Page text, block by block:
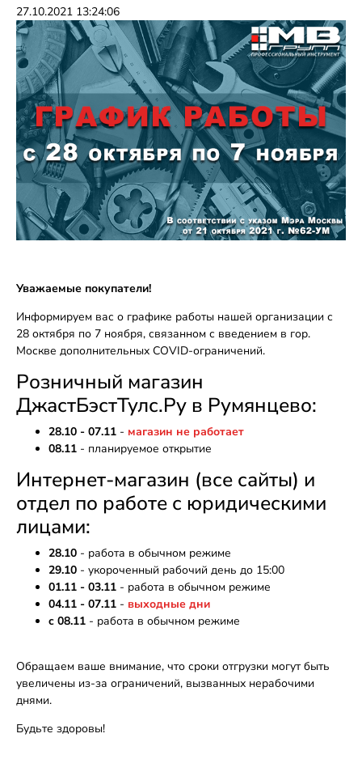
27.10.2021 13:24:06
Уважаемые покупатели!
Информируем вас о графике работы нашей организации с
28 октября по 7 ноября, связанном с введением в гор.
Москве дополнительных COVID-ограничений.
Розничный магазин
ДжастБэстТулс.Ру в Румянцево:
28.10 - 07.11 - магазин не работает
08.11 - планируемое открытие
Интернет-магазин (все сайты) и
отдел по работе с юридическими
лицами:
28.10 - работа в обычном режиме
29.10 - укороченный рабочий день до 15:00
01.11 - 03.11 - работа в обычном режиме
04.11 - 07.11 - выходные дни
c 08.11 - работа в обычном режиме
Обращаем ваше внимание, что сроки отгрузки могут быть
увеличены из-за ограничений, вызванных нерабочими
днями.
Будьте здоровы!